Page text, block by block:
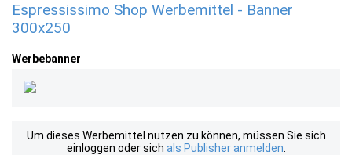
Espressissimo Shop Werbemittel - Banner
300x250
Werbebanner
Um dieses Werbemittel nutzen zu können, müssen Sie sich
einloggen oder sich als Publisher anmelden